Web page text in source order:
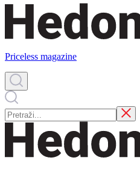
Priceless magazine